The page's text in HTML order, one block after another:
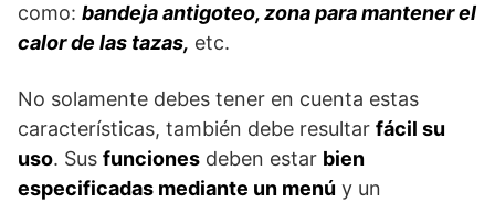
como: bandeja antigoteo, zona para mantener el
calor de las tazas, etc.
No solamente debes tener en cuenta estas
características, también debe resultar fácil su
uso. Sus funciones deben estar bien
especificadas mediante un menú y un